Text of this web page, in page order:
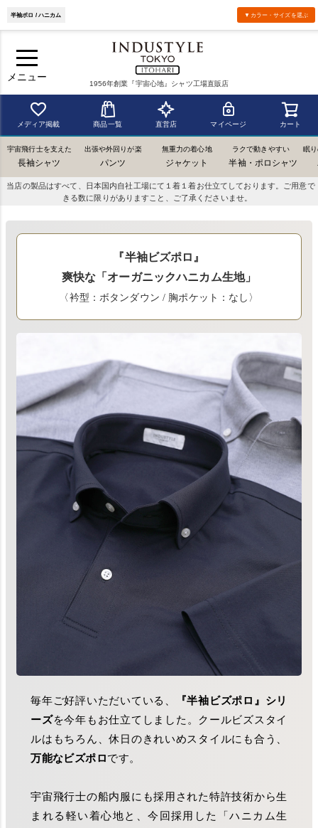
メニュー
1956年創業『宇宙心地』シャツ工場直販店
メディア掲載 商品一覧 直営店 マイページ カート
宇宙飛行士を支えた
長袖シャツ
出張や外回りが楽
パンツ
無重力の着心地
ジャケット
ラクで動きやすい
半袖・ポロシャツ
眠
当店の製品はすべて、日本国内自社工場にて１着１着お仕立てしております。ご用意で
きる数に限りがありますこと、ご了承くださいませ。
半袖ポロ / ハニカム ▼カラー・サイズを選ぶ
『半袖ビズポロ』
爽快な「オーガニックハニカム生地」
〈衿型：ボタンダウン / 胸ポケット：なし〉
毎年ご好評いただいている、
『半袖ビズポロ』シリ
ーズを今年もお仕立てしました。クールビズスタイ
ルはもちろん、休日のきれいめスタイルにも合う、
万能なビズポロです。
宇宙飛行士の船内服にも採用された特許技術から生
まれる軽い着心地と、今回採用した「ハニカム生